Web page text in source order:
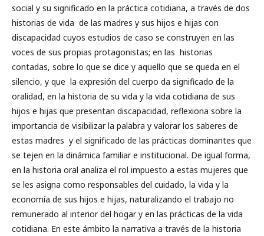
social y su significado en la práctica cotidiana, a través de dos
historias de vida de las madres y sus hijos e hijas con
discapacidad cuyos estudios de caso se construyen en las
voces de sus propias protagonistas; en las historias
contadas, sobre lo que se dice y aquello que se queda en el
silencio, y que la expresión del cuerpo da significado de la
oralidad, en la historia de su vida y la vida cotidiana de sus
hijos e hijas que presentan discapacidad, reflexiona sobre la
importancia de visibilizar la palabra y valorar los saberes de
estas madres y el significado de las prácticas dominantes que
se tejen en la dinámica familiar e institucional. De igual forma,
en la historia oral analiza el rol impuesto a estas mujeres que
se les asigna como responsables del cuidado, la vida y la
economía de sus hijos e hijas, naturalizando el trabajo no
remunerado al interior del hogar y en las prácticas de la vida
cotidiana. En este ámbito la narrativa a través de la historia